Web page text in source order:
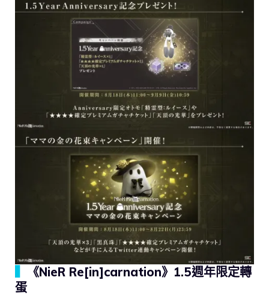
《NieR Re[in]carnation》1.5週年限定轉
蛋